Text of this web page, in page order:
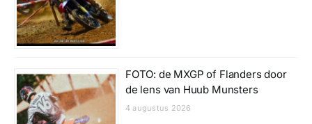
FOTO: de MXGP of Flanders door
de lens van Huub Munsters
4 augustus 2026